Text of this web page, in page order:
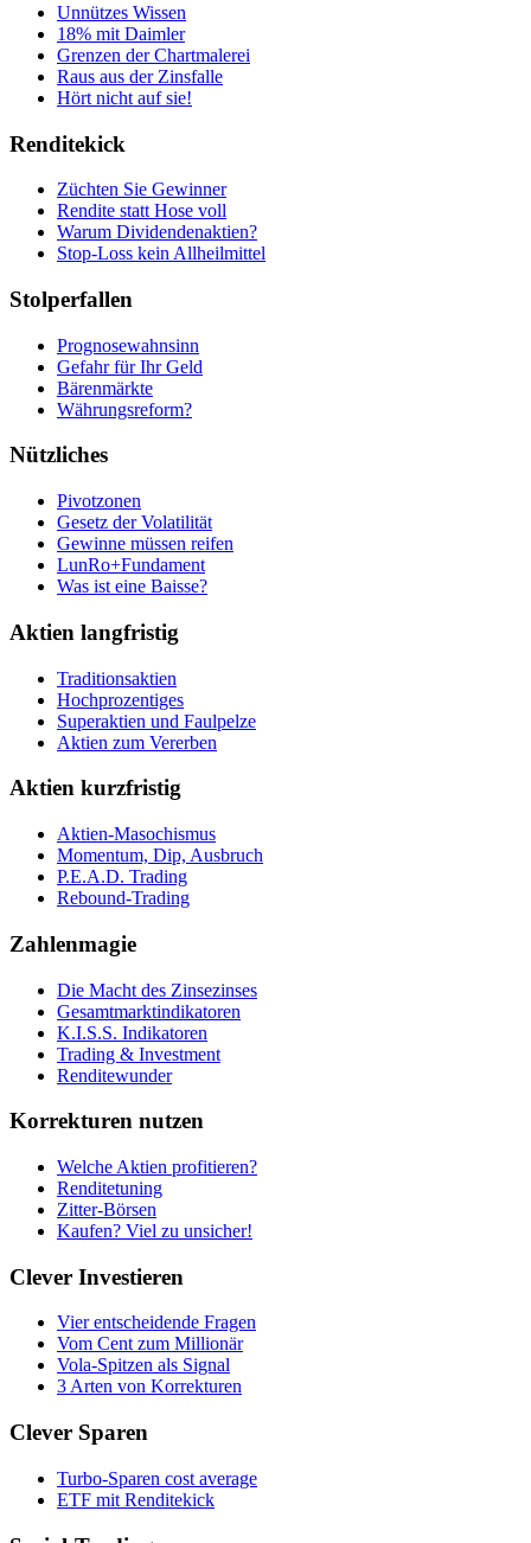
Unnützes Wissen
18% mit Daimler
Grenzen der Chartmalerei
Raus aus der Zinsfalle
Hört nicht auf sie!
Renditekick
Züchten Sie Gewinner
Rendite statt Hose voll
Warum Dividendenaktien?
Stop-Loss kein Allheilmittel
Stolperfallen
Prognosewahnsinn
Gefahr für Ihr Geld
Bärenmärkte
Währungsreform?
Nützliches
Pivotzonen
Gesetz der Volatilität
Gewinne müssen reifen
LunRo+Fundament
Was ist eine Baisse?
Aktien langfristig
Traditionsaktien
Hochprozentiges
Superaktien und Faulpelze
Aktien zum Vererben
Aktien kurzfristig
Aktien-Masochismus
Momentum, Dip, Ausbruch
P.E.A.D. Trading
Rebound-Trading
Zahlenmagie
Die Macht des Zinsezinses
Gesamtmarktindikatoren
K.I.S.S. Indikatoren
Trading & Investment
Renditewunder
Korrekturen nutzen
Welche Aktien profitieren?
Renditetuning
Zitter-Börsen
Kaufen? Viel zu unsicher!
Clever Investieren
Vier entscheidende Fragen
Vom Cent zum Millionär
Vola-Spitzen als Signal
3 Arten von Korrekturen
Clever Sparen
Turbo-Sparen cost average
ETF mit Renditekick